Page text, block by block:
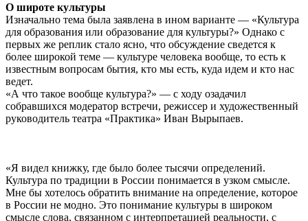
О широте культуры
Изначально тема была заявлена в ином варианте — «Культура
для образования или образование для культуры?» Однако с
первых же реплик стало ясно, что обсуждение сведется к
более широкой теме — культуре человека вообще, то есть к
известным вопросам бытия, кто мы есть, куда идем и кто нас
ведет.
«А что такое вообще культура?» — с ходу озадачил
собравшихся модератор встречи, режиссер и художественный
руководитель театра «Практика» Иван Вырыпаев.
«Я видел книжку, где было более тысячи определений.
Культура по традиции в России понимается в узком смысле.
Мне бы хотелось обратить внимание на определение, которое
в России не модно. Это понимание культуры в широком
смысле слова, связанном с интерпретацией реальности, с